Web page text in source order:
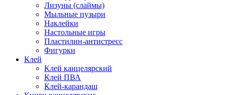
Лизуны (слаймы)
Мыльные пузыри
Наклейки
Настольные игры
Пластилин-антистресс
Фигурки
Клей
Клей канцелярский
Клей ПВА
Клей-карандаш